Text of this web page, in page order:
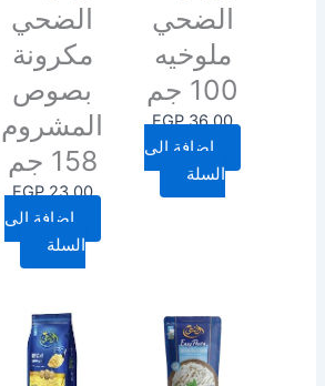
الضحي
ملوخيه
100 جم
EGP36.00
إضافة إلى
السلة
الضحي
مكرونة
بصوص
المشروم
158 جم
EGP23.00
إضافة إلى
السلة